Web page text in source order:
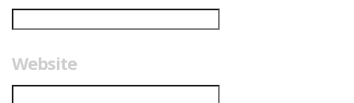
Website